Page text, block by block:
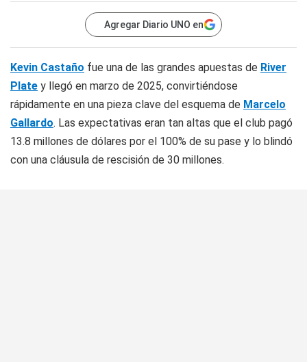
Agregar Diario UNO en
Kevin Castaño fue una de las grandes apuestas de River
Plate y llegó en marzo de 2025, convirtiéndose
rápidamente en una pieza clave del esquema de Marcelo
Gallardo. Las expectativas eran tan altas que el club pagó
13.8 millones de dólares por el 100% de su pase y lo blindó
con una cláusula de rescisión de 30 millones.